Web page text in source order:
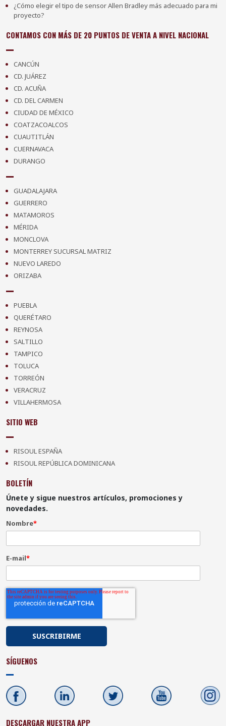
¿Cómo elegir el tipo de sensor Allen Bradley más adecuado para mi
proyecto?
CONTAMOS CON MÁS DE 20 PUNTOS DE VENTA A NIVEL NACIONAL
CANCÚN
CD. JUÁREZ
CD. ACUÑA
CD. DEL CARMEN
CIUDAD DE MÉXICO
COATZACOALCOS
CUAUTITLÁN
CUERNAVACA
DURANGO
GUADALAJARA
GUERRERO
MATAMOROS
MÉRIDA
MONCLOVA
MONTERREY SUCURSAL MATRIZ
NUEVO LAREDO
ORIZABA
PUEBLA
QUERÉTARO
REYNOSA
SALTILLO
TAMPICO
TOLUCA
TORREÓN
VERACRUZ
VILLAHERMOSA
SITIO WEB
RISOUL ESPAÑA
RISOUL REPÚBLICA DOMINICANA
BOLETÍN
Únete y sigue nuestros artículos, promociones y
novedades.
Nombre*
E-mail*
SÍGUENOS
DESCARGAR NUESTRA APP